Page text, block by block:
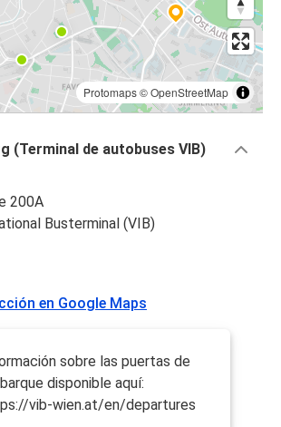
Protomaps©OpenStreetMap
(Terminal de autobuses VIB)
200A
Busterminal (VIB)
en Google Maps
sobre las puertas de
disponible aquí:
vib-wien.at/en/departures